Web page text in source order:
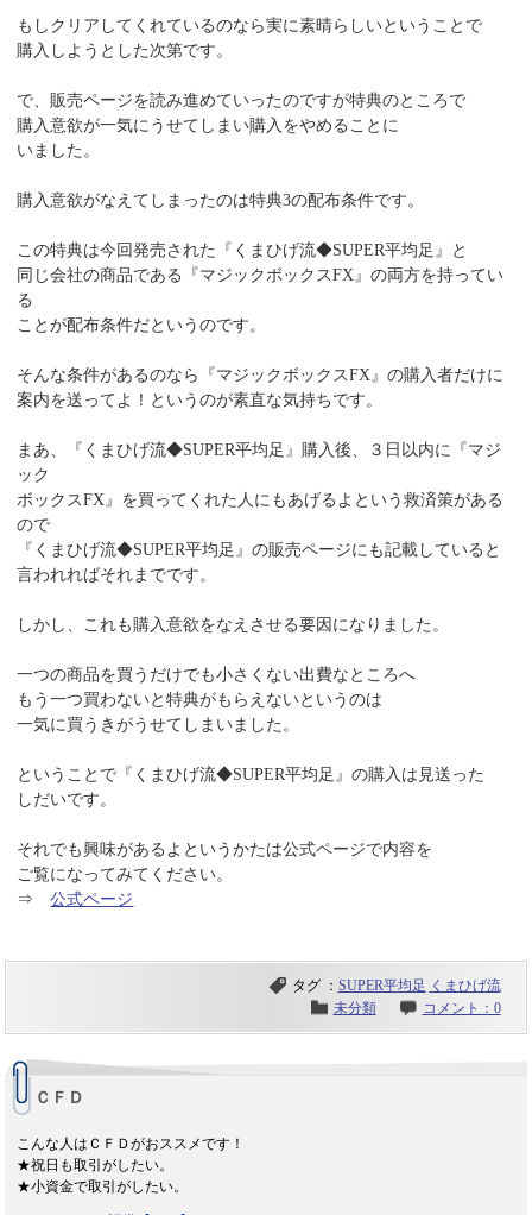
もしクリアしてくれているのなら実に素晴らしいということで
購入しようとした次第です。
で、販売ページを読み進めていったのですが特典のところで
購入意欲が一気にうせてしまい購入をやめることに
いました。
購入意欲がなえてしまったのは特典3の配布条件です。
この特典は今回発売された『くまひげ流◆SUPER平均足』と
同じ会社の商品である『マジックボックスFX』の両方を持ってい
る
ことが配布条件だというのです。
そんな条件があるのなら『マジックボックスFX』の購入者だけに
案内を送ってよ！というのが素直な気持ちです。
まあ、『くまひげ流◆SUPER平均足』購入後、３日以内に『マジ
ック
ボックスFX』を買ってくれた人にもあげるよという救済策がある
ので
『くまひげ流◆SUPER平均足』の販売ページにも記載していると
言われればそれまでです。
しかし、これも購入意欲をなえさせる要因になりました。
一つの商品を買うだけでも小さくない出費なところへ
もう一つ買わないと特典がもらえないというのは
一気に買うきがうせてしまいました。
ということで『くまひげ流◆SUPER平均足』の購入は見送った
しだいです。
それでも興味があるよというかたは公式ページで内容を
ご覧になってみてください。
⇒公式ページ
タグ ： SUPER平均足 くまひげ流
未分類
コメント：0
ＣＦＤ
こんな人はＣＦＤがおススメです！
★祝日も取引がしたい。
★小資金で取引がしたい。